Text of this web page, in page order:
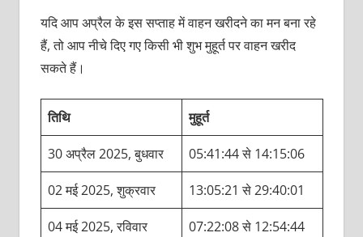
यदि आप अप्रैल के इस सप्ताह में वाहन खरीदने का मन बना रहे
हैं, तो आप नीचे दिए गए किसी भी शुभ मुहूर्त पर वाहन खरीद
सकते हैं।
तिथि मुहूर्त
30 अप्रैल 2025, बुधवार 05:41:44 से 14:15:06
02 मई 2025, शुक्रवार 13:05:21 से 29:40:01
04 मई 2025, रविवार 07:22:08 से 12:54:44